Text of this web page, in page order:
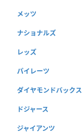
メッツ
ナショナルズ
レッズ
パイレーツ
ダイヤモンドバックス
ドジャース
ジャイアンツ